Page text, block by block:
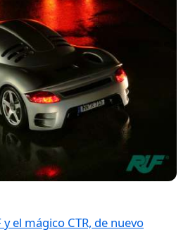
y el mágico CTR, de nuevo